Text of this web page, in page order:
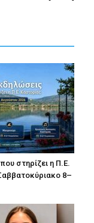
στηρίζει η Π.Ε.
8–